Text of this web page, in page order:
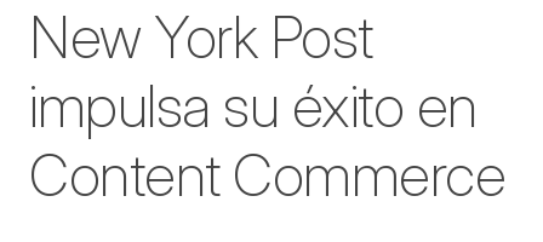
New York Post
impulsa su éxito en
Content Commerce